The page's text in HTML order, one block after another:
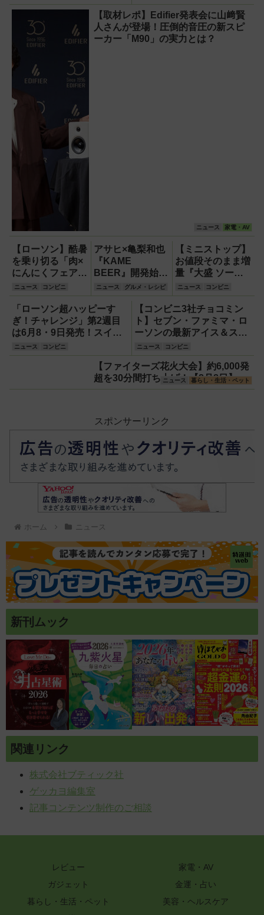
【取材レポ】Edifier発表会に山﨑賢
人さんが登場！圧倒的音圧の新スピ
ーカー「M90」の実力とは？
ニュース 家電・AV
【ローソン】酷暑
を乗り切る「肉×
にんにくフェア」
『特盛！ガリマヨ
豚カルビ』や新作
スイーツなど
ニュース コンビニ
アサヒ×亀梨和也
『KAME
BEER』開発始
動！“美しいビー
ル”が2026年夏に
登場予定
ニュース グルメ・レシピ
【ミニストップ】
お値段そのまま増
量『大盛 ソース
焼そば』＆『ツナ
たまごサンド』や
スイーツ・お弁当
など注目のベスト
イレブン！
ニュース コンビニ
「ローソン超ハッピーす
ぎ！チャレンジ」第2週目
は6月8・9日発売！スイー
ツ『盛りすぎ！バスチー』
51％増量や『合わせすぎ！
欧風カレーパン＆はみでる
メンチカツ』など全10品！
ニュース コンビニ
【コンビニ3社チョコミン
ト】セブン・ファミマ・ロ
ーソンの最新アイス＆スイ
ーツ【2026年5月】
ニュース コンビニ
【ファイターズ花火大会】約6,000発
超を30分間打ち上げ！【8月8日】
ニュース 暮らし・生活・ペット
スポンサーリンク
ホーム ニュース
新刊ムック
関連リンク
株式会社ブティック社
ゲッカヨ編集室
記事コンテンツ制作のご相談
レビュー
家電・AV
ガジェット
金運・占い
暮らし・生活・ペット
美容・ヘルスケア